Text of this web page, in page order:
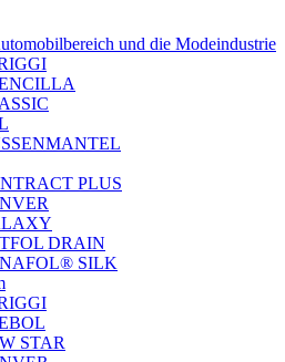
und die Modeindustrie
PLUS
DRAIN
SILK
STAR